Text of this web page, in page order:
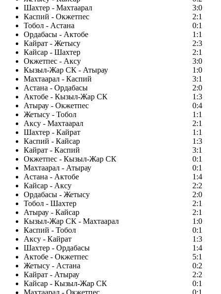
Шахтер - Махтаарал
3:0
Каспий - Окжетпес
2:1
Тобол - Астана
0:1
Ордабасы - Актобе
1:1
Кайрат - Жетысу
2:3
Кайсар - Шахтер
2:1
Окжетпес - Аксу
3:0
Кызыл-Жар СК - Атырау
1:0
Махтаарал - Каспий
3:1
Астана - Ордабасы
2:0
Актобе - Кызыл-Жар СК
1:3
Атырау - Окжетпес
0:4
Жетысу - Тобол
1:1
Аксу - Махтаарал
2:1
Шахтер - Кайрат
1:1
Каспий - Кайсар
1:3
Кайрат - Каспий
3:1
Окжетпес - Кызыл-Жар СК
0:1
Махтаарал - Атырау
0:1
Астана - Актобе
1:4
Кайсар - Аксу
2:2
Ордабасы - Жетысу
2:0
Тобол - Шахтер
2:1
Атырау - Кайсар
2:1
Кызыл-Жар СК - Махтаарал
1:0
Каспий - Тобол
0:1
Аксу - Кайрат
1:3
Шахтер - Ордабасы
1:4
Актобе - Окжетпес
5:1
Жетысу - Астана
0:2
Кайрат - Атырау
2:2
Кайсар - Кызыл-Жар СК
0:1